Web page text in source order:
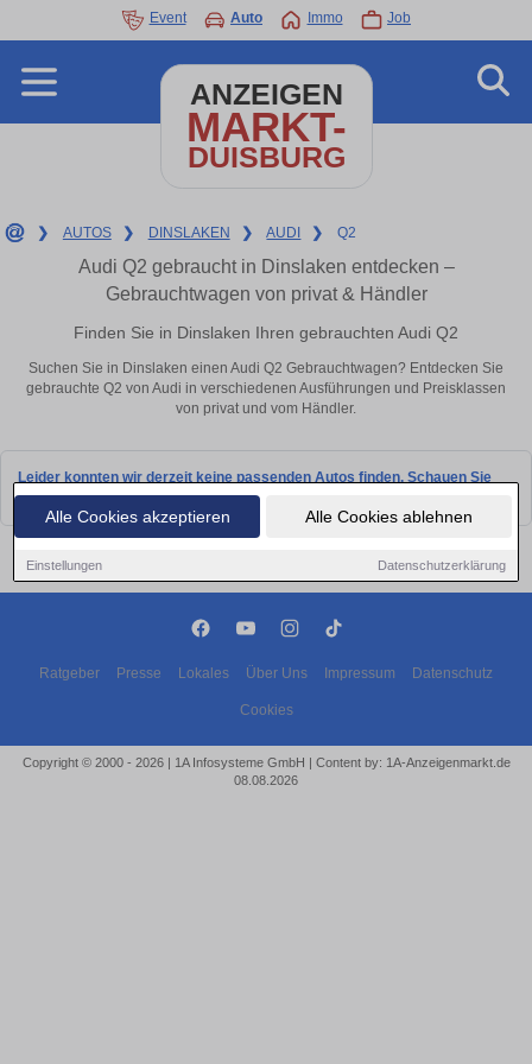
Alle Cookies akzeptieren Alle Cookies ablehnen
Einstellungen Datenschutzerklärung
Event Auto Immo Job
ANZEIGEN
MARKT-
DUISBURG
❯ AUTOS ❯ DINSLAKEN ❯ AUDI ❯ Q2
Audi Q2 gebraucht in Dinslaken entdecken –
Gebrauchtwagen von privat & Händler
Finden Sie in Dinslaken Ihren gebrauchten Audi Q2
Suchen Sie in Dinslaken einen Audi Q2 Gebrauchtwagen? Entdecken Sie
gebrauchte Q2 von Audi in verschiedenen Ausführungen und Preisklassen
von privat und vom Händler.
Leider konnten wir derzeit keine passenden Autos finden. Schauen Sie
bald wieder vorbei!
Ratgeber Presse Lokales Über Uns Impressum Datenschutz
Cookies
Copyright © 2000 - 2026 | 1A Infosysteme GmbH | Content by: 1A-Anzeigenmarkt.de
08.08.2026